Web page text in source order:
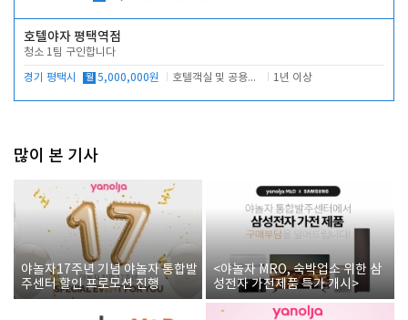
호텔야자 평택역점
청소 1팀 구인합니다
경기 평택시 월 5,000,000원 호텔객실 및 공용시설 청소 관리 1년 이상
많이 본 기사
야놀자17주년 기념 야놀자 통합발
주센터 할인 프로모션 진행
<야놀자 MRO, 숙박업소 위한 삼
성전자 가전제품 특가 개시>